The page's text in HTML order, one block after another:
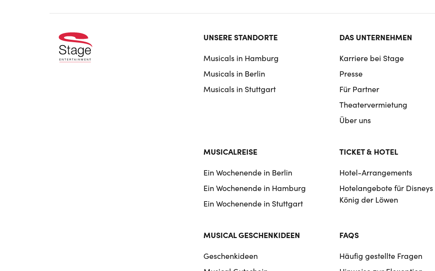
Footer
navigation
UNSERE STANDORTE
Musicals in Hamburg
Musicals in Berlin
Musicals in Stuttgart
DAS UNTERNEHMEN
Karriere bei Stage
Presse
Für Partner
Theatervermietung
Über uns
MUSICALREISE
Ein Wochenende in Berlin
Ein Wochenende in Hamburg
Ein Wochenende in Stuttgart
TICKET & HOTEL
Hotel-Arrangements
Hotelangebote für Disneys
König der Löwen
MUSICAL GESCHENKIDEEN
Geschenkideen
FAQS
Häufig gestellte Fragen